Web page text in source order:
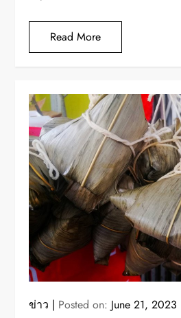
Read More
ข่าว Posted on: June 21, 2023